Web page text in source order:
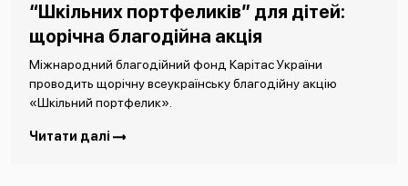
“Шкільних портфеликів” для дітей:
щорічна благодійна акція
Міжнародний благодійний фонд Карітас України
проводить щорічну всеукраїнську благодійну акцію
«Шкільний портфелик».
Читати далі